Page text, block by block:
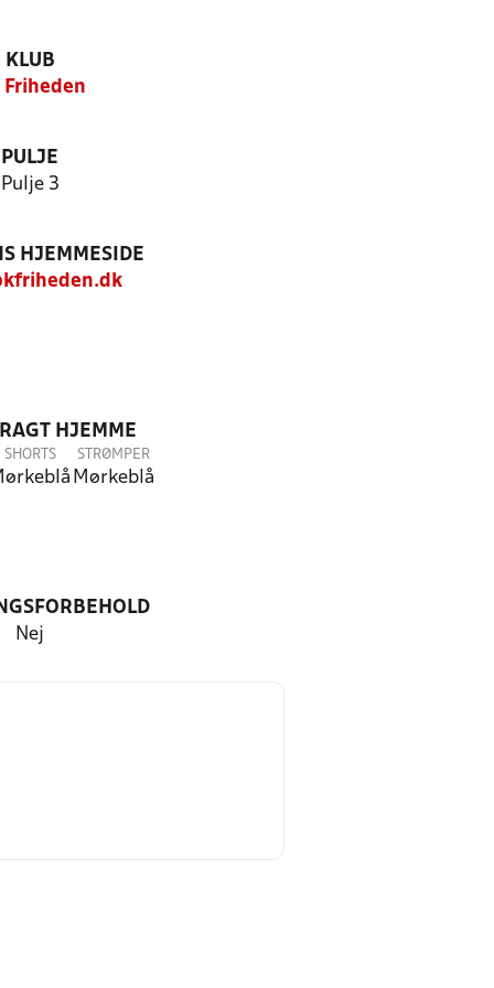
KLUB
Friheden
PULJE
Pulje 3
HJEMMESIDE
HJEMME
SHORTS STRØMPER
Mørkeblå
Nej